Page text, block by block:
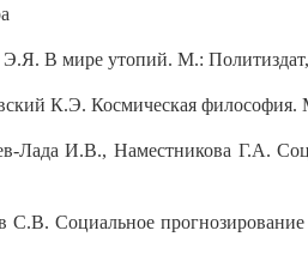
Э.Я. В мире утопий. М.:
К.Э. Космическая
Лада И.В., Наместникова Г.А.
С.В. Социальное